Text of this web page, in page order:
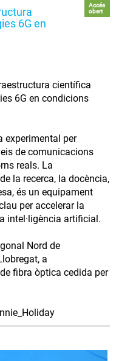
6G en
Accés
obert
científica
6G en condicions
experimental per
de comunicacions
reals. La
la recerca, la docència,
és un equipament
per accelerar la
intel·ligència artificial.
Nord de
a
fibra òptica cedida per